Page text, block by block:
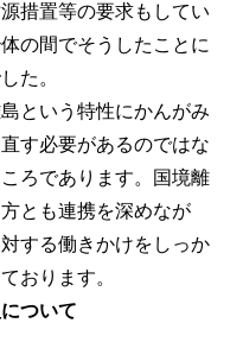
措置等の要求もしてい
の間でそうしたことに
た。
という特性にかんがみ
す必要があるのではな
ろであります。国境離
とも連携を深めなが
する働きかけをしっか
おります。
ついて